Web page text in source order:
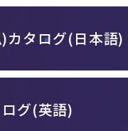
カタログ(日本語)
グ(英語)